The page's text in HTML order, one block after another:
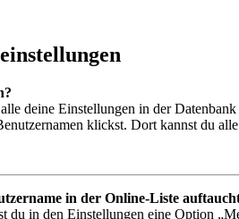
deine Einstellungen in der
klickst. Dort kannst du
in der Online-Liste
du in den Einstellungen eine Option